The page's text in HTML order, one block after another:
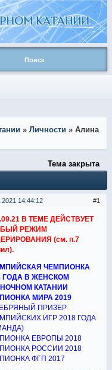
Поиск
» Личности » Алина
Тема закрыта
1
14:44:12
В ТЕМЕ ДЕЙСТВУЕТ
РЕЖИМ
(см. п.7
ЧЕМПИОНКА
ГОДА В ЖЕНСКОМ
КАТАНИИ
МИРА 2019
ПРИЗЕР
ИГР 2018 ГОДА
ЕВРОПЫ 2018
РОССИИ 2018
ФГП 2017